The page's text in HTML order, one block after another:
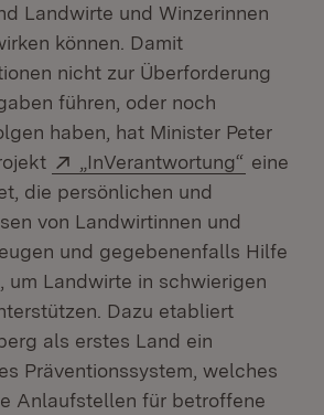
Landwirte und Winzerinnen
können. Damit
nicht zur Überforderung
führen, oder noch
haben, hat Minister Peter
Extern:
„InVerantwortung“ (Öffnet
eine
die persönlichen und
von Landwirtinnen und
und gegebenenfalls Hilfe
um Landwirte in schwierigen
Dazu etabliert
als erstes Land ein
Präventionssystem, welches
Anlaufstellen für betroffene